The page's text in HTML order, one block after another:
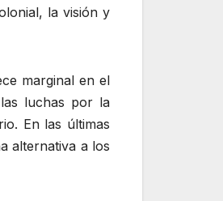
la visión y
marginal en el
luchas por la
En las últimas
alternativa a los